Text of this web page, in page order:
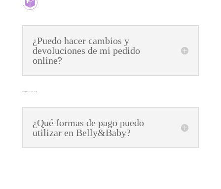
¿Puedo hacer cambios y
devoluciones de mi pedido
online?
¿Qué formas de pago puedo
utilizar en Belly&Baby?